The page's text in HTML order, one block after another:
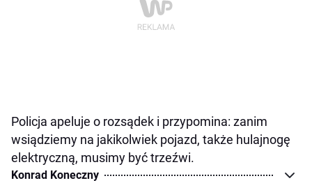
Policja apeluje o rozsądek i przypomina: zanim
wsiądziemy na jakikolwiek pojazd, także hulajnogę
elektryczną, musimy być trzeźwi.
Konrad Koneczny